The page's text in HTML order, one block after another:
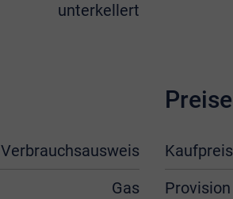
unterkellert
Verbrauchsausweis
Gas
Preise
Kaufpreis
Provision